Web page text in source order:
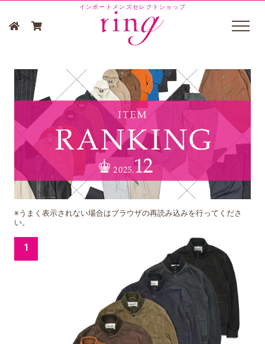
インポートメンズセレクトショップ
※うまく表示されない場合はブラウザの再読み込みを行ってくださ
い。
1